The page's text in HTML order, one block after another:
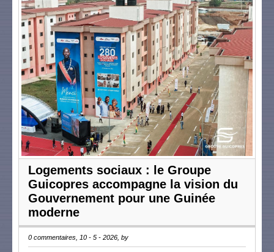
Logements sociaux : le Groupe
Guicopres accompagne la vision du
Gouvernement pour une Guinée
moderne
0 commentaires, 10 - 5 - 2026, by